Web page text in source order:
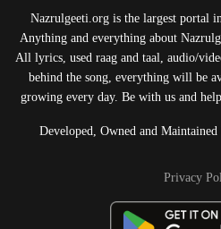
Nazrulgeeti.org is the largest portal
Anything and everything about
All lyrics, used raag and taal, audio/
behind the song, everything will be
growing every day. Be with us and
Developed, Owned and Maintained
Privacy